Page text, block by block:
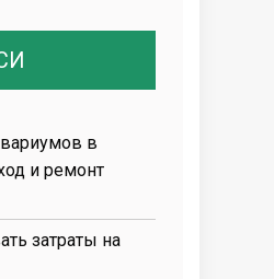
в
и ремонт
затраты на